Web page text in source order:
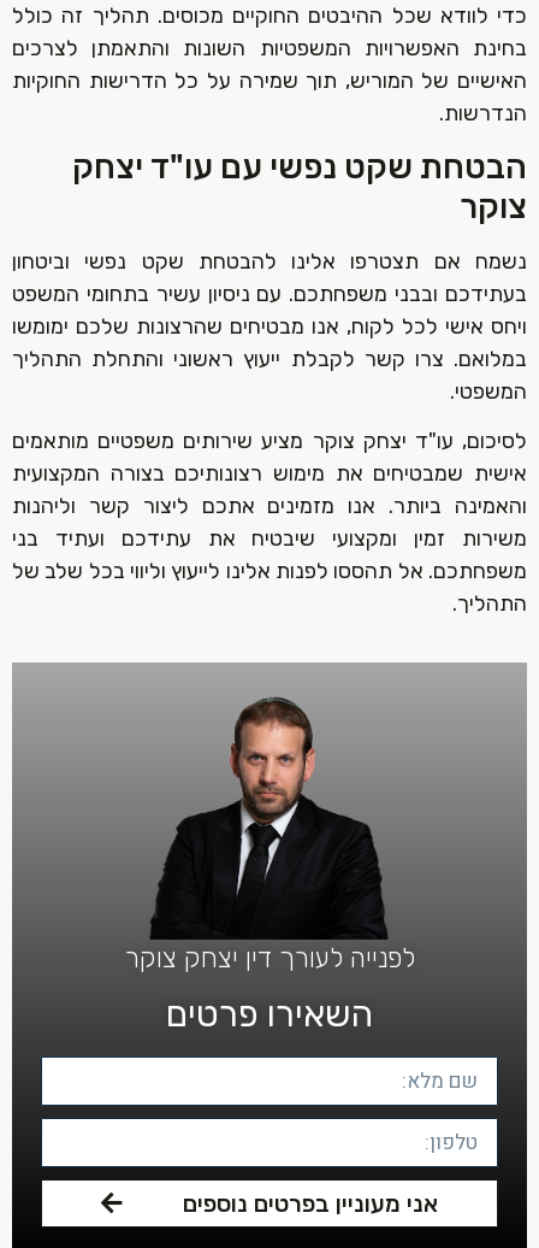
כדי לוודא שכל ההיבטים החוקיים מכוסים. תהליך זה כולל
בחינת האפשרויות המשפטיות השונות והתאמתן לצרכים
האישיים של המוריש, תוך שמירה על כל הדרישות החוקיות
הנדרשות.‏
הבטחת שקט נפשי עם עו"ד יצחק
צוקר‏
נשמח אם תצטרפו אלינו להבטחת שקט נפשי וביטחון
בעתידכם ובבני משפחתכם. עם ניסיון עשיר בתחומי המשפט
ויחס אישי לכל לקוח, אנו מבטיחים שהרצונות שלכם ימומשו
במלואם. צרו קשר לקבלת ייעוץ ראשוני והתחלת התהליך
המשפטי.‏
לסיכום, עו"ד יצחק צוקר מציע שירותים משפטיים מותאמים
אישית שמבטיחים את מימוש רצונותיכם בצורה המקצועית
והאמינה ביותר. אנו מזמינים אתכם ליצור קשר וליהנות
משירות זמין ומקצועי שיבטיח את עתידכם ועתיד בני
משפחתכם. אל תהססו לפנות אלינו לייעוץ וליווי בכל שלב של
התהליך.‏
לפנייה לעורך דין יצחק צוקר
השאירו פרטים
אני מעוניין בפרטים נוספים